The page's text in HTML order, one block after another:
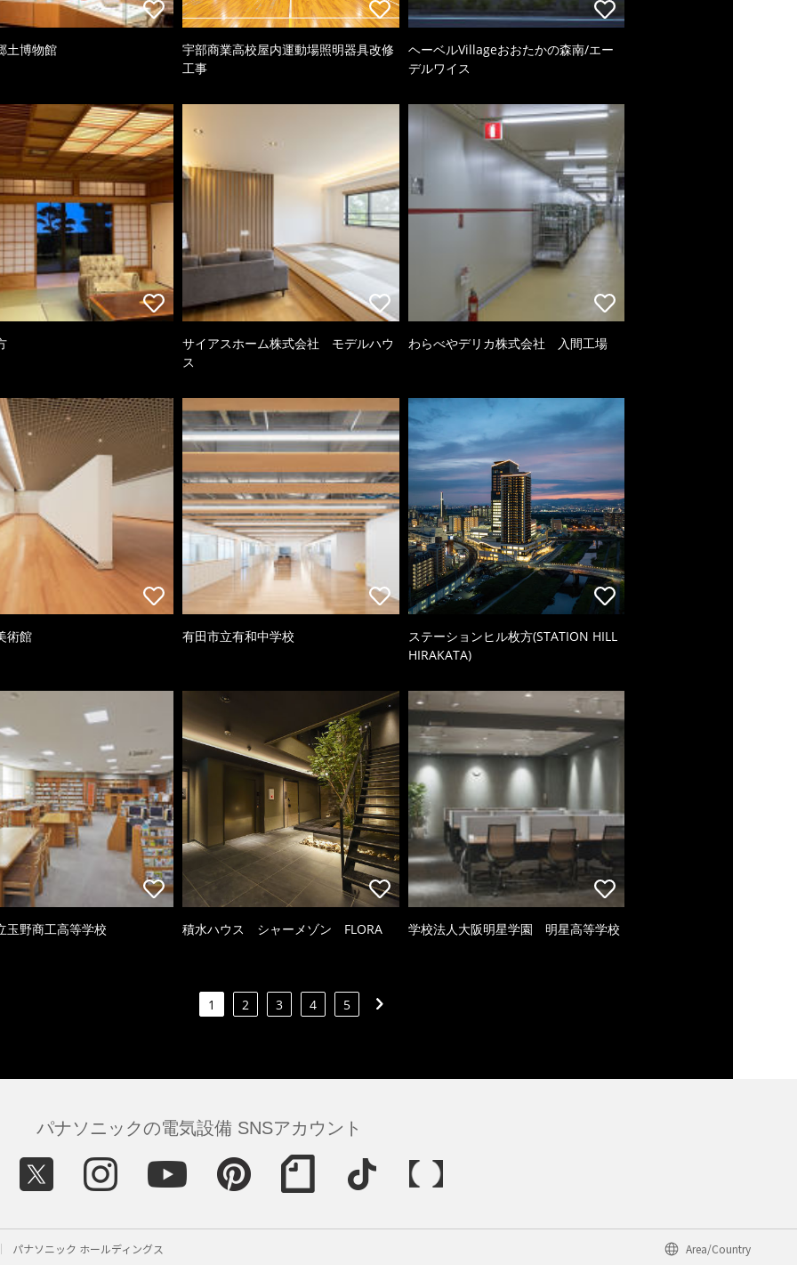
土博物館
宇部商業高校屋内運動場照明器具改修
工事
ヘーベルVillageおおたかの森南/エー
デルワイス
サイアスホーム株式会社 モデルハウ
ス
わらべやデリカ株式会社 入間工場
術館 有田市立有和中学校
ステーションヒル枚方(STATION HILL
HIRAKATA)
玉野商工高等学校 積水ハウス シャーメゾン FLORA 学校法人大阪明星学園 明星高等学校
1 2 3 4 5
パナソニックの電気設備 SNSアカウント
パナソニック ホールディングス Area/Country